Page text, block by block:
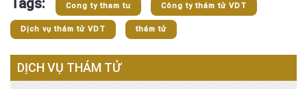
Tags: Cong ty tham tu Công ty thám tử VDT
Dịch vụ thám tử VDT thám tử
DỊCH VỤ THÁM TỬ